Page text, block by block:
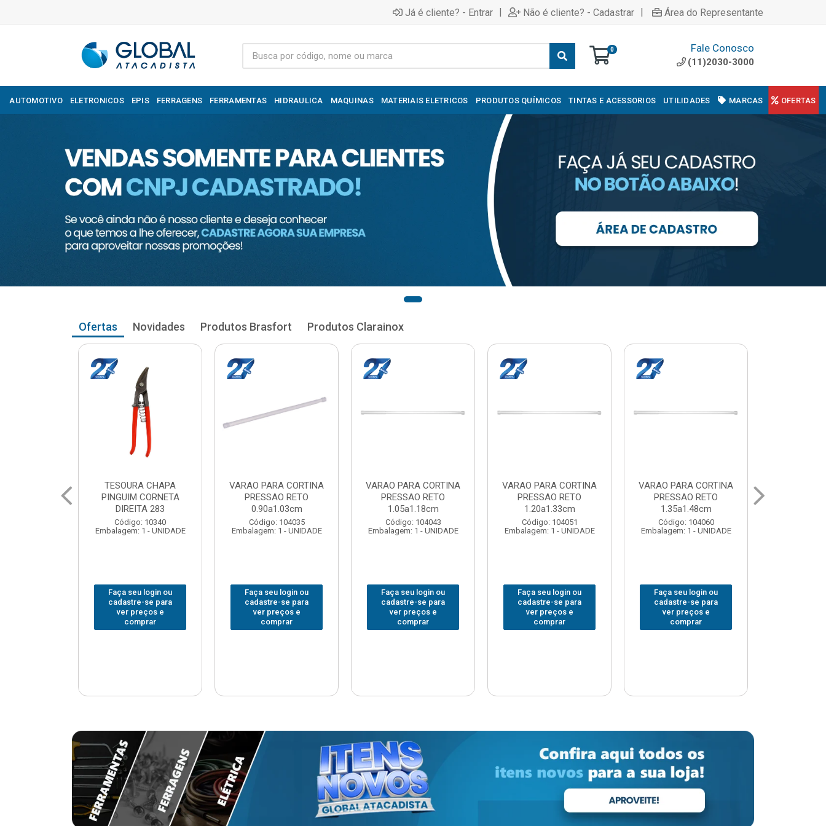
Já é cliente? - Entrar | Não é cliente? - Cadastrar | Área do Representante
0 Fale Conosco
(11)2030-3000
AUTOMOTIVO ELETRONICOS EPIS FERRAGENS FERRAMENTAS HIDRAULICA MAQUINAS MATERIAIS ELETRICOS PRODUTOS QUÍMICOS TINTAS E ACESSORIOS UTILIDADES MARCAS OFERTAS
Ofertas Novidades Produtos Brasfort Produtos Clarainox
VARAO PARA CORTINA
PRESSAO RETO
0.90a1.03cm
Código: 104035
Embalagem: 1 - UNIDADE
Faça seu login ou
cadastre-se para
ver preços e
comprar
VARAO PARA CORTINA
PRESSAO RETO
1.05a1.18cm
Código: 104043
Embalagem: 1 - UNIDADE
Faça seu login ou
cadastre-se para
ver preços e
comprar
VARAO PARA CORTINA
PRESSAO RETO
1.20a1.33cm
Código: 104051
Embalagem: 1 - UNIDADE
Faça seu login ou
cadastre-se para
ver preços e
comprar
VARAO PARA CORTINA
PRESSAO RETO
1.35a1.48cm
Código: 104060
Embalagem: 1 - UNIDADE
Faça seu login ou
cadastre-se para
ver preços e
comprar
VARAO PARA CORTINA
PRESSAO RETO
1.50a1.63cm
Código: 104078
Embalagem: 1 - UNIDADE
Faça seu login ou
cadastre-se para
ver preços e
comprar